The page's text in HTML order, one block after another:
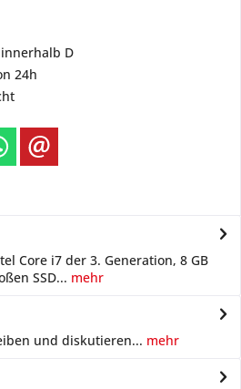
D
24h
Core i7 der 3. Generation, 8 GB
SSD... mehr
und diskutieren... mehr